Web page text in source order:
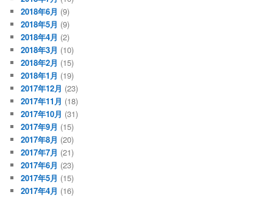
2018年6月 (9)
2018年5月 (9)
2018年4月 (2)
2018年3月 (10)
2018年2月 (15)
2018年1月 (19)
2017年12月 (23)
2017年11月 (18)
2017年10月 (31)
2017年9月 (15)
2017年8月 (20)
2017年7月 (21)
2017年6月 (23)
2017年5月 (15)
2017年4月 (16)